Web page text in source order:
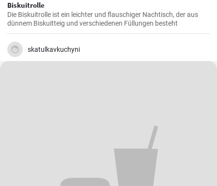
Biskuitrolle
Die Biskuitrolle ist ein leichter und flauschiger Nachtisch, der aus
dünnem Biskuitteig und verschiedenen Füllungen besteht
skatulkavkuchyni